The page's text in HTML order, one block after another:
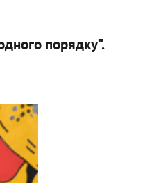
порядку".